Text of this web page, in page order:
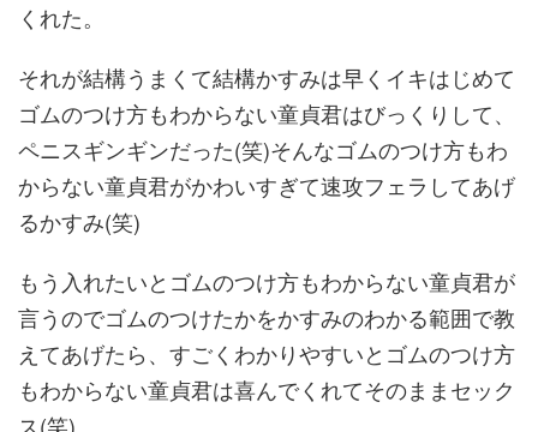
くれた。
それが結構うまくて結構かすみは早くイキはじめて
ゴムのつけ方もわからない童貞君はびっくりして、
ペニスギンギンだった(笑)そんなゴムのつけ方もわ
からない童貞君がかわいすぎて速攻フェラしてあげ
るかすみ(笑)
もう入れたいとゴムのつけ方もわからない童貞君が
言うのでゴムのつけたかをかすみのわかる範囲で教
えてあげたら、すごくわかりやすいとゴムのつけ方
もわからない童貞君は喜んでくれてそのままセック
ス(笑)